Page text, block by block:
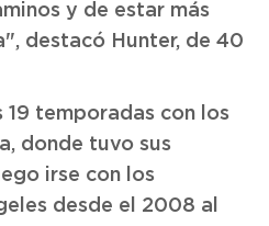
y de estar más
destacó Hunter, de 40
19 temporadas con los
donde tuvo sus
irse con los
desde el 2008 al